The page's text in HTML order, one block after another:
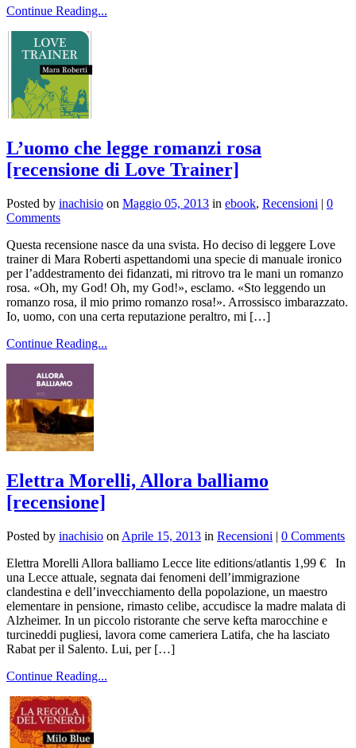
Continue Reading...
L’uomo che legge romanzi rosa
[recensione di Love Trainer]
Posted by inachisio on Maggio 05, 2013 in ebook, Recensioni | 0
Comments
Questa recensione nasce da una svista. Ho deciso di leggere Love
trainer di Mara Roberti aspettandomi una specie di manuale ironico
per l’addestramento dei fidanzati, mi ritrovo tra le mani un romanzo
rosa. «Oh, my God! Oh, my God!», esclamo. «Sto leggendo un
romanzo rosa, il mio primo romanzo rosa!». Arrossisco imbarazzato.
Io, uomo, con una certa reputazione peraltro, mi […]
Continue Reading...
Elettra Morelli, Allora balliamo
[recensione]
Posted by inachisio on Aprile 15, 2013 in Recensioni | 0 Comments
Elettra Morelli Allora balliamo Lecce lite editions/atlantis 1,99 € In
una Lecce attuale, segnata dai fenomeni dell’immigrazione
clandestina e dell’invecchiamento della popolazione, un maestro
elementare in pensione, rimasto celibe, accudisce la madre malata di
Alzheimer. In un piccolo ristorante che serve kefta marocchine e
turcineddi pugliesi, lavora come cameriera Latifa, che ha lasciato
Rabat per il Salento. Lui, per […]
Continue Reading...